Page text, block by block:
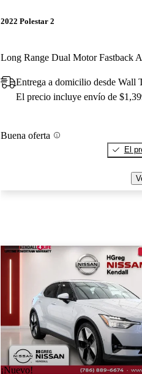
2022 Polestar 2
Entrega a domicilio desde Wall
El precio incluye envío de
Buena oferta
El
¡Nuevo!